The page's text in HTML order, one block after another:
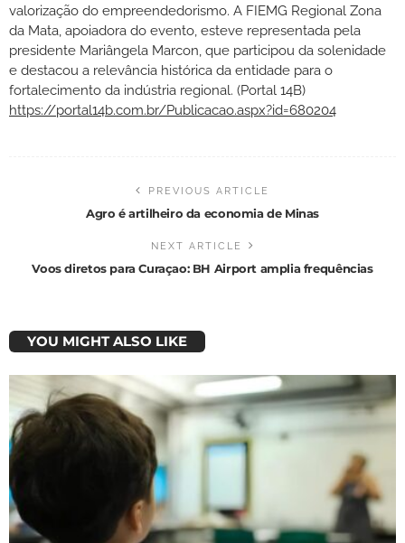
valorização do empreendedorismo. A FIEMG Regional Zona
da Mata, apoiadora do evento, esteve representada pela
presidente Mariângela Marcon, que participou da solenidade
e destacou a relevância histórica da entidade para o
fortalecimento da indústria regional. (Portal 14B)
https://portal14b.com.br/Publicacao.aspx?id=680204
PREVIOUS ARTICLE
Agro é artilheiro da economia de Minas
NEXT ARTICLE
Voos diretos para Curaçao: BH Airport amplia frequências
YOU MIGHT ALSO LIKE